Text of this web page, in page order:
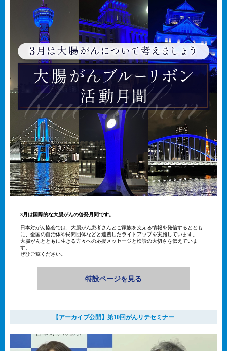
3月は国際的な大腸がんの啓発月間です。
日本対がん協会では、大腸がん患者さんとご家族を支える情報を発信するととも
に、全国の自治体や民間団体などと連携したライトアップを実施しています。
大腸がんとともに生きる方々への応援メッセージと検診の大切さを伝えていま
す。
ぜひご覧ください。
特設ページを見る
【アーカイブ公開】第10回がんリテセミナー